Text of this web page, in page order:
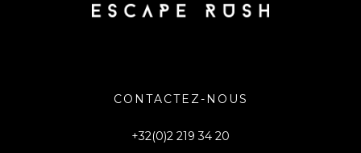
CONTACTEZ-NOUS
+32(0)2 219 34 20